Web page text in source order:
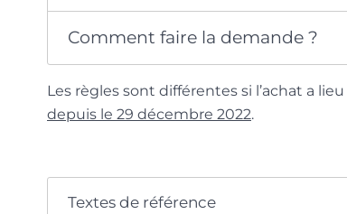
Comment faire la demande ?
Les règles sont différentes si l’achat a lieu
depuis le 29 décembre 2022.
Textes de référence